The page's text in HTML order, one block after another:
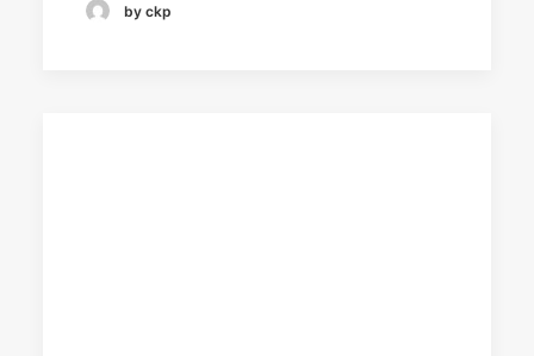
by ckp